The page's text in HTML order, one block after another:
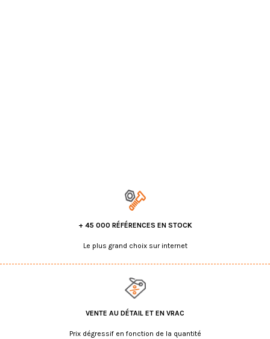
+ 45 000 RÉFÉRENCES EN STOCK
Le plus grand choix sur internet
VENTE AU DÉTAIL ET EN VRAC
Prix dégressif en fonction de la quantité